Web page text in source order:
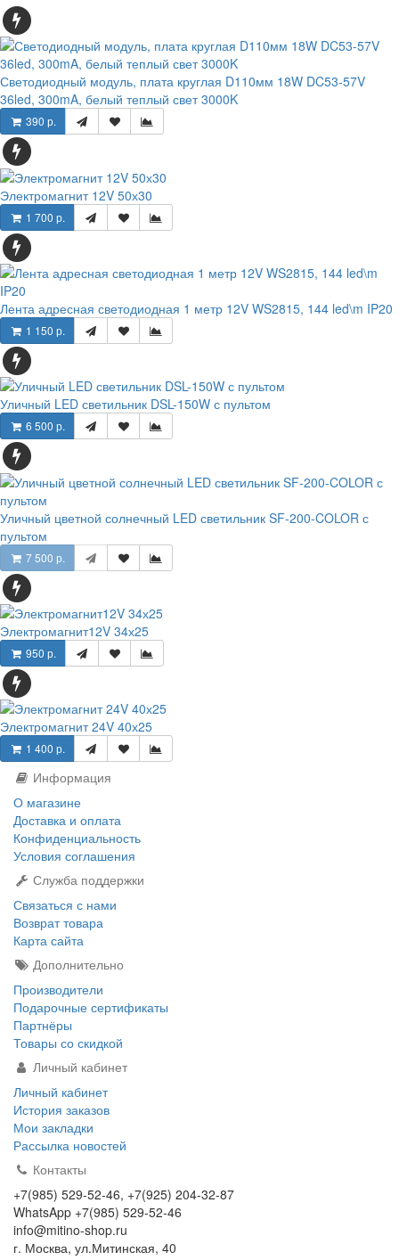
Светодиодный модуль, плата круглая D110мм 18W DC53-57V
36led, 300mA, белый теплый свет 3000K
390 р.
Электромагнит 12V 50х30
1 700 р.
Лента адресная светодиодная 1 метр 12V WS2815, 144 led\m IP20
1 150 р.
Уличный LED светильник DSL-150W с пультом
6 500 р.
Уличный цветной солнечный LED светильник SF-200-COLOR с
пультом
7 500 р.
Электромагнит12V 34х25
950 р.
Электромагнит 24V 40х25
1 400 р.
Информация
О магазине
Доставка и оплата
Конфиденциальность
Условия соглашения
Служба поддержки
Связаться с нами
Возврат товара
Карта сайта
Дополнительно
Производители
Подарочные сертификаты
Партнёры
Товары со скидкой
Личный кабинет
Личный кабинет
История заказов
Мои закладки
Рассылка новостей
Контакты
+7(985) 529-52-46, +7(925) 204-32-87
WhatsApp +7(985) 529-52-46
info@mitino-shop.ru
г. Москва, ул.Митинская, 40